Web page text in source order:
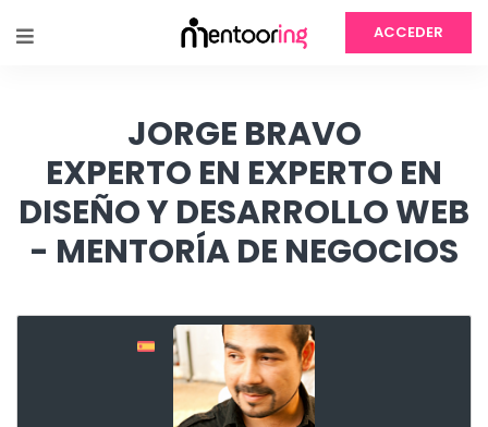
ACCEDER
JORGE BRAVO
EXPERTO EN EXPERTO EN
DISEÑO Y DESARROLLO WEB
- MENTORÍA DE NEGOCIOS